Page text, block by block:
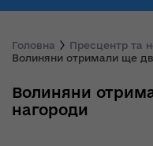
Головна Пресцентр та
Волиняни отримали ще
Волиняни
нагороди